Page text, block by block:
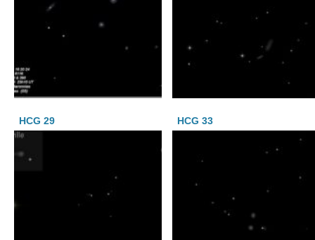
HCG 29 HCG 33